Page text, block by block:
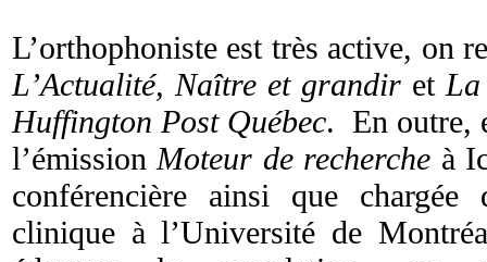
L’orthophoniste est très active, on
L’Actualité, Naître et grandiret La
Huffington Post Québec. En outre,
l’émission Moteur de recherche à
conférencière ainsi que
clinique à l’Université de